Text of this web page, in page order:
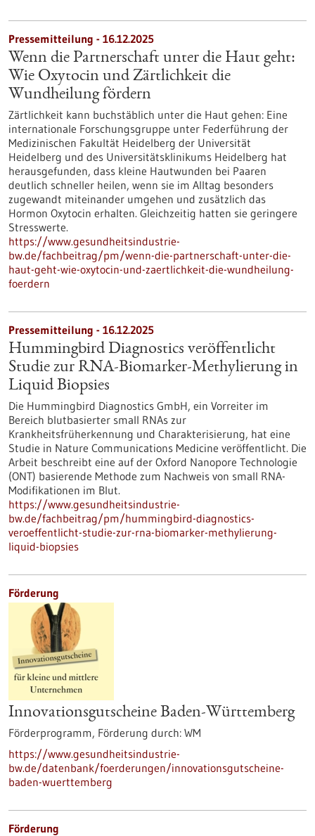
Pressemitteilung - 16.12.2025
Wenn die Partnerschaft unter die Haut geht:
Wie Oxytocin und Zärtlichkeit die
Wundheilung fördern
Zärtlichkeit kann buchstäblich unter die Haut gehen: Eine
internationale Forschungsgruppe unter Federführung der
Medizinischen Fakultät Heidelberg der Universität
Heidelberg und des Universitätsklinikums Heidelberg hat
herausgefunden, dass kleine Hautwunden bei Paaren
deutlich schneller heilen, wenn sie im Alltag besonders
zugewandt miteinander umgehen und zusätzlich das
Hormon Oxytocin erhalten. Gleichzeitig hatten sie geringere
Stresswerte.
https://www.gesundheitsindustrie-
bw.de/fachbeitrag/pm/wenn-die-partnerschaft-unter-die-
haut-geht-wie-oxytocin-und-zaertlichkeit-die-wundheilung-
foerdern
Pressemitteilung - 16.12.2025
Hummingbird Diagnostics veröffentlicht
Studie zur RNA-Biomarker-Methylierung in
Liquid Biopsies
Die Hummingbird Diagnostics GmbH, ein Vorreiter im
Bereich blutbasierter small RNAs zur
Krankheitsfrüherkennung und Charakterisierung, hat eine
Studie in Nature Communications Medicine veröffentlicht. Die
Arbeit beschreibt eine auf der Oxford Nanopore Technologie
(ONT) basierende Methode zum Nachweis von small RNA-
Modifikationen im Blut.
https://www.gesundheitsindustrie-
bw.de/fachbeitrag/pm/hummingbird-diagnostics-
veroeffentlicht-studie-zur-rna-biomarker-methylierung-
liquid-biopsies
Förderung
Innovationsgutscheine Baden-Württemberg
Förderprogramm, Förderung durch: WM
https://www.gesundheitsindustrie-
bw.de/datenbank/foerderungen/innovationsgutscheine-
baden-wuerttemberg
Förderung